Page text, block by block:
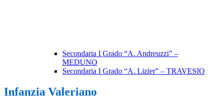
Secondaria I Grado “A. Andreuzzi” –
MEDUNO
Secondaria I Grado “A. Lizier” – TRAVESIO
Infanzia Valeriano